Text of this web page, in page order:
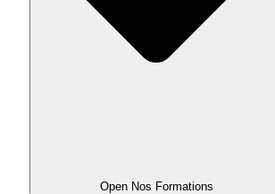
Open Nos Formations